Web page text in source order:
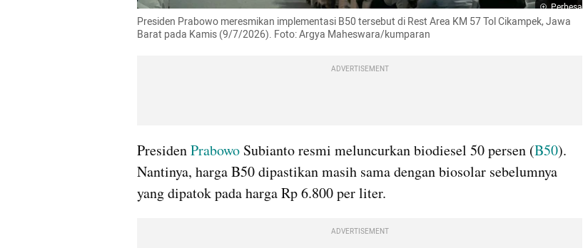
Perbesar
Presiden Prabowo meresmikan implementasi B50 tersebut di Rest Area KM 57 Tol Cikampek, Jawa
Barat pada Kamis (9/7/2026). Foto: Argya Maheswara/kumparan
ADVERTISEMENT
Presiden Prabowo Subianto resmi meluncurkan biodiesel 50 persen (B50).
Nantinya, harga B50 dipastikan masih sama dengan biosolar sebelumnya
yang dipatok pada harga Rp 6.800 per liter.
ADVERTISEMENT